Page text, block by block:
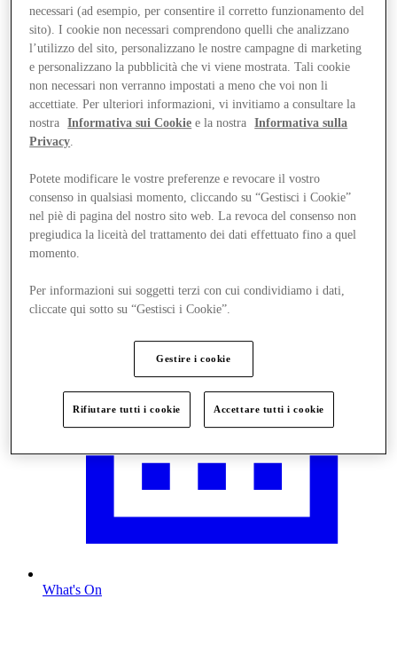
Visit
What's On
necessari (ad esempio, per consentire il corretto funzionamento del
sito). I cookie non necessari comprendono quelli che analizzano
l’utilizzo del sito, personalizzano le nostre campagne di marketing
e personalizzano la pubblicità che vi viene mostrata. Tali cookie
non necessari non verranno impostati a meno che voi non li
accettiate. Per ulteriori informazioni, vi invitiamo a consultare la
nostra
Informativa sui Cookie e la nostra
Informativa sulla
Privacy
Potete modificare le vostre preferenze e revocare il vostro
consenso in qualsiasi momento, cliccando su “Gestisci i Cookie”
nel piè di pagina del nostro sito web. La revoca del consenso non
pregiudica la liceità del trattamento dei dati effettuato fino a quel
momento.
Per informazioni sui soggetti terzi con cui condividiamo i dati,
cliccate qui sotto su “Gestisci i Cookie”.
Gestire i cookie
Rifiutare tutti i cookie Accettare tutti i cookie